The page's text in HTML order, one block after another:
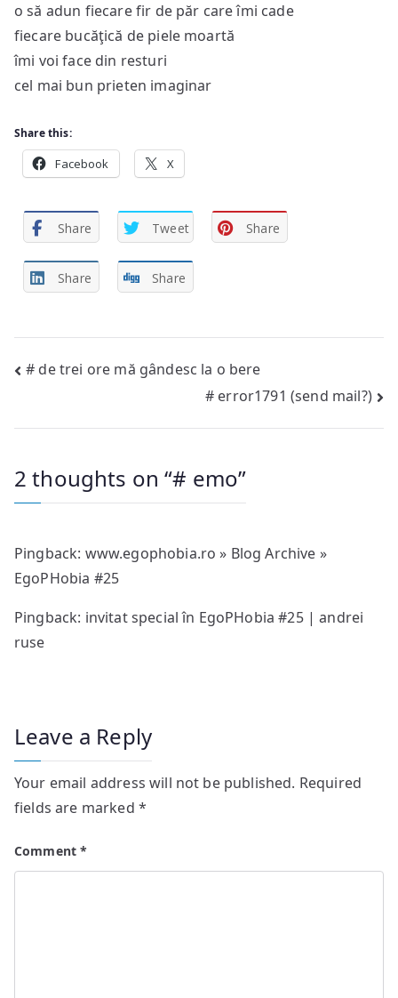
o să adun fiecare fir de păr care îmi cade
fiecare bucăţică de piele moartă
îmi voi face din resturi
cel mai bun prieten imaginar
Share this:
Facebook X
Share Tweet Share
Share Share
Post
# de trei ore mă gândesc la o bere
# error1791 (send mail?)
2 thoughts on “# emo”
Pingback: www.egophobia.ro » Blog Archive »
EgoPHobia #25
Pingback: invitat special în EgoPHobia #25 | andrei
ruse
Leave a Reply
Your email address will not be published. Required
fields are marked *
Comment*